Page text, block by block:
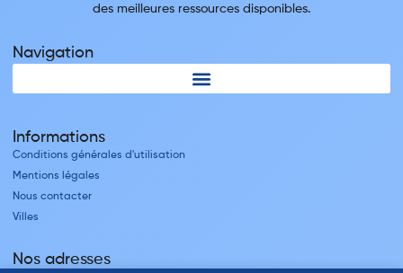
des meilleures ressources disponibles.
Navigation
Informations
Conditions générales d'utilisation
Mentions légales
Nous contacter
Villes
Nos adresses